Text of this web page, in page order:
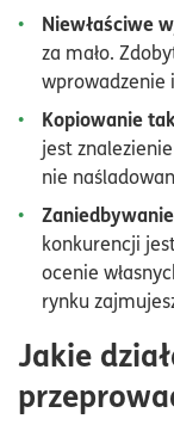
Niewłaściwe
za mało.
wprowadzenie
Kopiowanie
jest
nie
konkurencji
ocenie
rynku
Jakie